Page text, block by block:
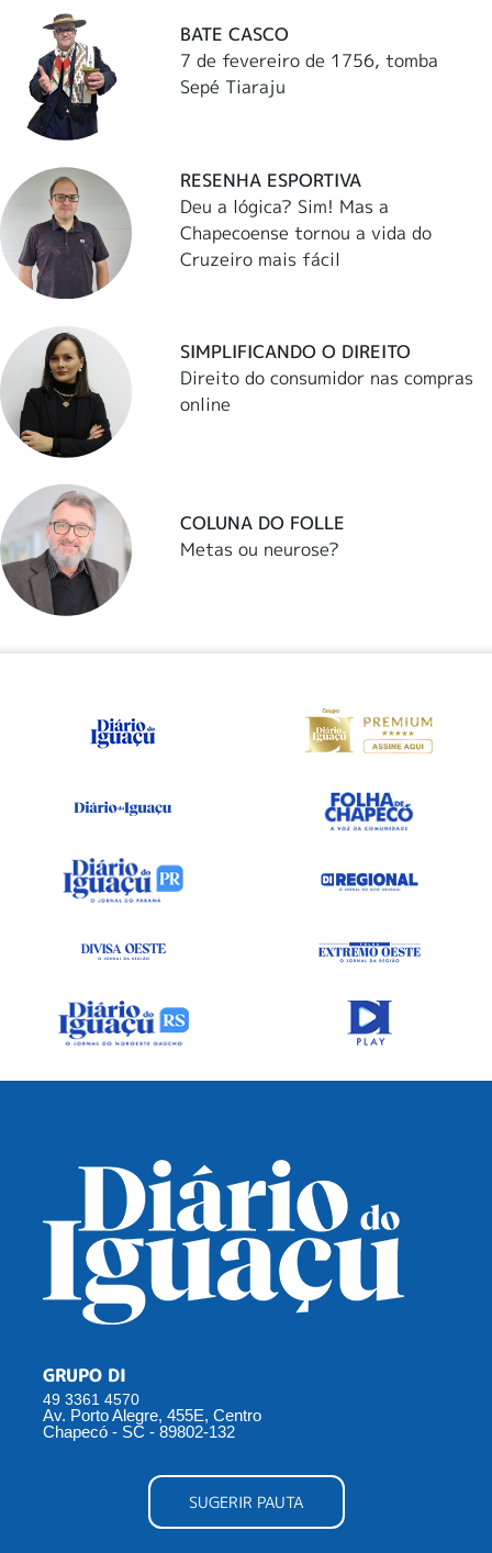
BATE CASCO
7 de fevereiro de 1756, tomba
Sepé Tiaraju
RESENHA ESPORTIVA
Deu a lógica? Sim! Mas a
Chapecoense tornou a vida do
Cruzeiro mais fácil
SIMPLIFICANDO O DIREITO
Direito do consumidor nas compras
online
COLUNA DO FOLLE
Metas ou neurose?
GRUPO DI
49 3361 4570
Av. Porto Alegre, 455E, Centro
Chapecó - SC - 89802-132
SUGERIR PAUTA